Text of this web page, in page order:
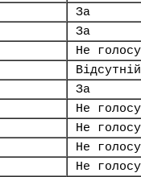
За
За
Не
Відсутній
За
Не
Не
Не
Не